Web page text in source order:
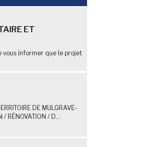
ET
vous informer que le projet
DE MULGRAVE-
/ RÉNOVATION / D...